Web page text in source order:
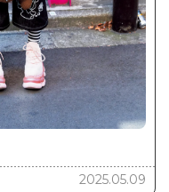
2025.05.09